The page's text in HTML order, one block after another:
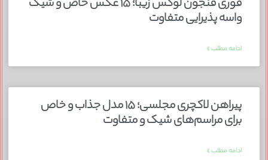
قوری فنجون لوکس زیبا؛ ۱۵ عکس خاص و شیک
واسه پذیرایی متفاوت
ادامه مطلب »
پیراهن لاکچری مجلسی؛ ۱۵ مدل جذاب و خاص
برای مراسم‌های شیک و متفاوت
ادامه مطلب »